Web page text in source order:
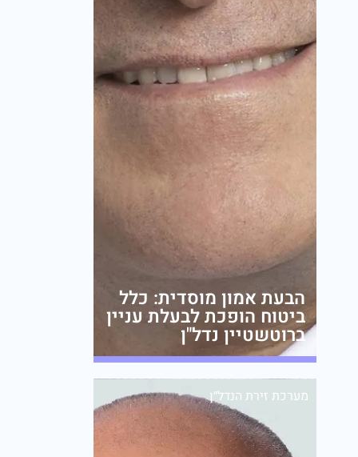
הבעת אמון מוסדית: כלל
ביטוח הופכת לבעלת עניין
ברוטשטיין נדל"ן
מערכת זירת הנדל״ן